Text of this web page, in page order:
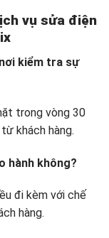
vụ sửa điện
kiểm tra sự
trong vòng 30
khách hàng.
hành không?
đi kèm với chế
hàng.